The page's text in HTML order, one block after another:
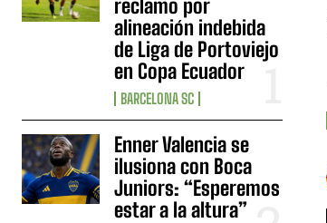
reclamo por
alineación indebida
de Liga de Portoviejo
en Copa Ecuador
BARCELONA SC
Enner Valencia se
ilusiona con Boca
Juniors: “Esperemos
estar a la altura”